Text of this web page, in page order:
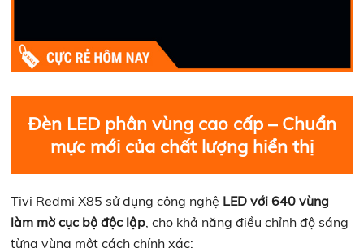
Đèn LED phân vùng cao cấp – Chuẩn
mực mới của chất lượng hiển thị
Tivi Redmi X85 sử dụng công nghệ LED với 640 vùng
làm mờ cục bộ độc lập, cho khả năng điều chỉnh độ sáng
từng vùng một cách chính xác: